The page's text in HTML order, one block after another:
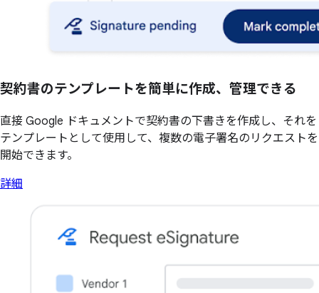
契約書のテンプレートを簡単に作成、管理できる
直接 Google ドキュメントで契約書の下書きを作成し、それを
テンプレートとして使用して、複数の電子署名のリクエストを
開始できます。
詳細